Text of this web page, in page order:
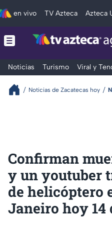
en vivo TV Azteca Azteca
Noticias Turismo Viral y
Noticias de Zacatecas hoy
Confirman
y un youtuber
de helicóptero
Janeiro hoy 14